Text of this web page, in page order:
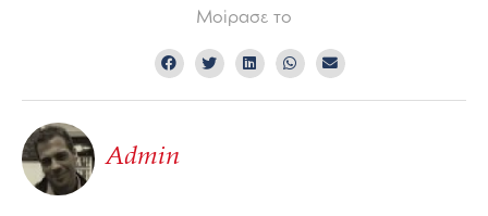
Μοίρασε το
Admin